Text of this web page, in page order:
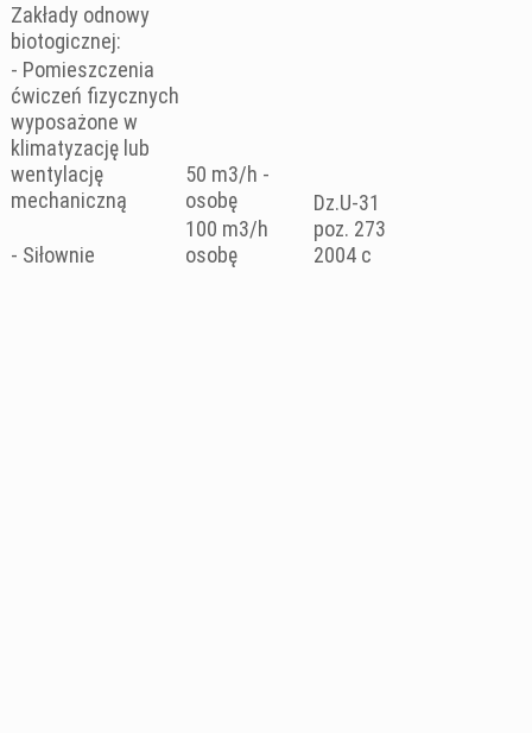
Zakłady odnowy
biotogicznej:
Dz.U-31
poz. 273
2004 c
- Pomieszczenia
ćwiczeń fizycznych
wyposażone w
klimatyzację lub
wentylację
mechaniczną
50 m3/h -
osobę
- Siłownie
100 m3/h
osobę